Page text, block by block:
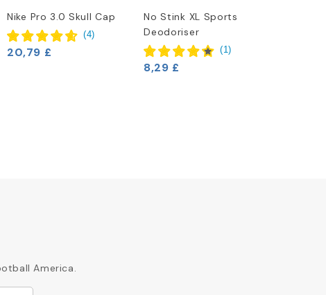
Nike Pro 3.0 Skull Cap
(4)
20,79 £
No Stink XL Sports
Deodoriser
(1)
8,29 £
America.